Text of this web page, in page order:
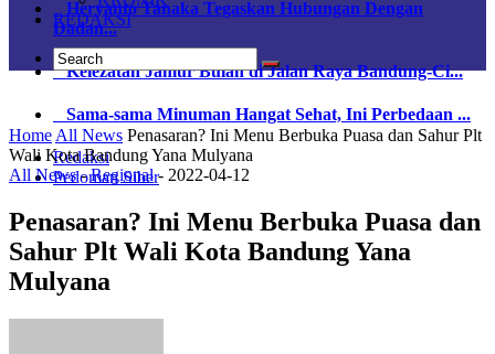
Heryanto Tanaka Tegaskan Hubungan Dengan
Dadan...
Kelezatan Jamur Bulan di Jalan Raya Bandung-Ci...
Sama-sama Minuman Hangat Sehat, Ini Perbedaan ...
Redaksi
Pedoman Siber
REDAKSI
Home All News Penasaran? Ini Menu Berbuka Puasa dan Sahur Plt
Wali Kota Bandung Yana Mulyana
All News-Regional- 2022-04-12
Penasaran? Ini Menu Berbuka Puasa dan
Sahur Plt Wali Kota Bandung Yana
Mulyana